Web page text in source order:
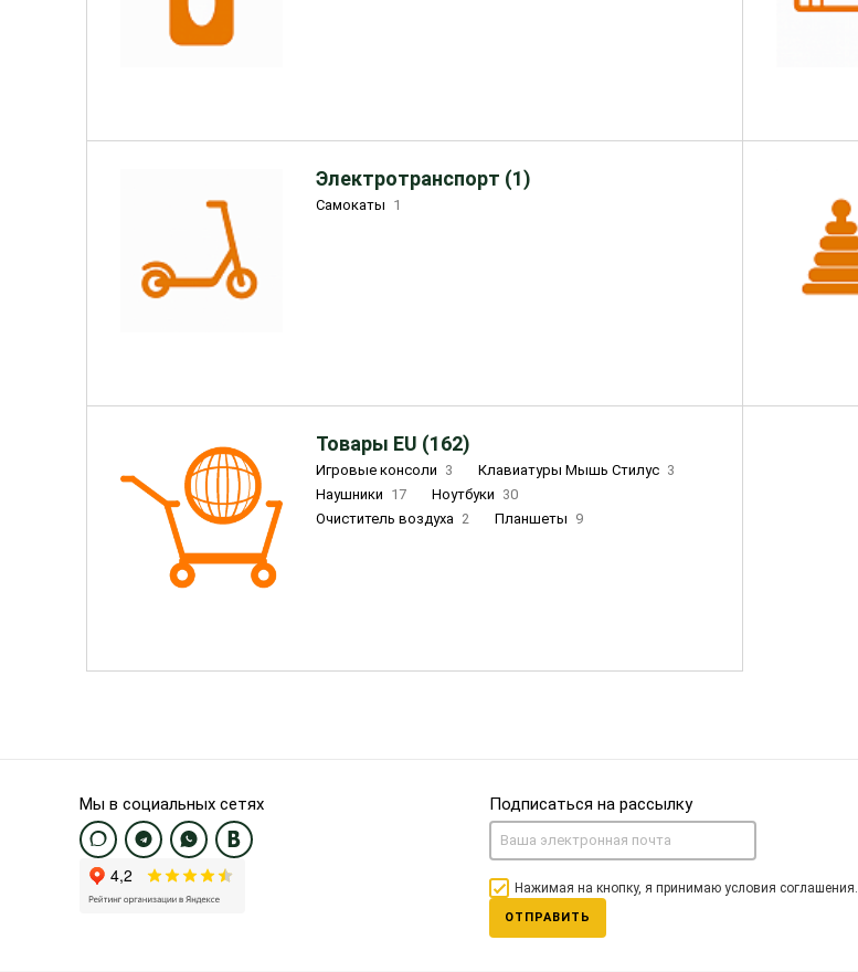
Электротранспорт (1)
Самокаты 1
Товары EU (162)
Игровые консоли 3 Клавиатуры Мышь Стилус 3
Наушники 17 Ноутбуки 30
Очиститель воздуха 2 Планшеты 9
Мы в социальных сетях Подписаться на рассылку
Нажимая на кнопку, я принимаю условия соглашения.
ОТПРАВИТЬ